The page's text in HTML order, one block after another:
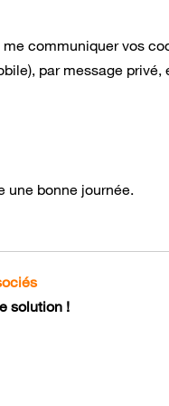
communiquer vos
par message
une bonne journée.
solution !